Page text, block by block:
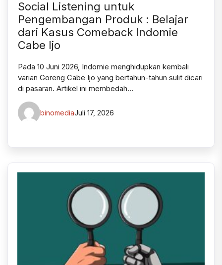
Social Listening untuk
Pengembangan Produk : Belajar
dari Kasus Comeback Indomie
Cabe Ijo
Pada 10 Juni 2026, Indomie menghidupkan kembali
varian Goreng Cabe Ijo yang bertahun-tahun sulit dicari
di pasaran. Artikel ini membedah…
binomediaJuli 17, 2026